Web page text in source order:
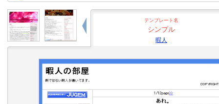
テンプレート名
シンプル
暇人